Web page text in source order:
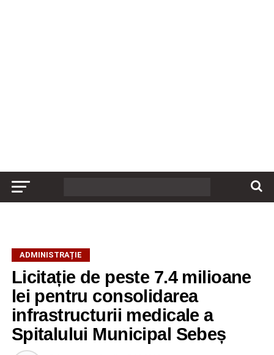
ADMINISTRAȚIE
Licitație de peste 7.4 milioane
lei pentru consolidarea
infrastructurii medicale a
Spitalului Municipal Sebeș